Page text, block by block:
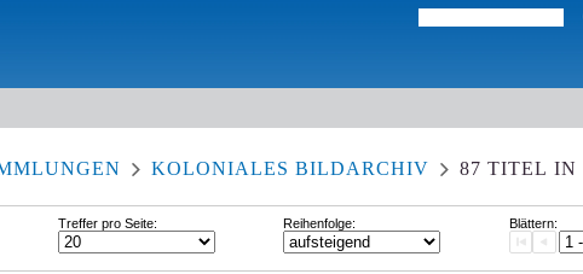
KOLONIALES BILDARCHIV 87 TITEL IN
Treffer pro Seite: Reihenfolge: Blättern: